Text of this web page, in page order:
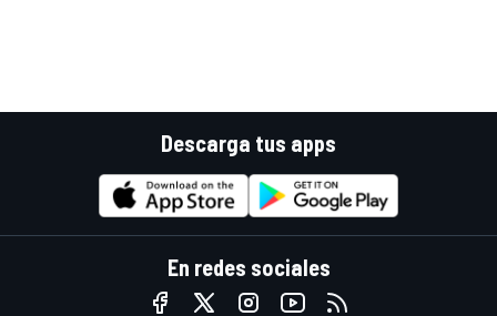
Descarga tus apps
En redes sociales